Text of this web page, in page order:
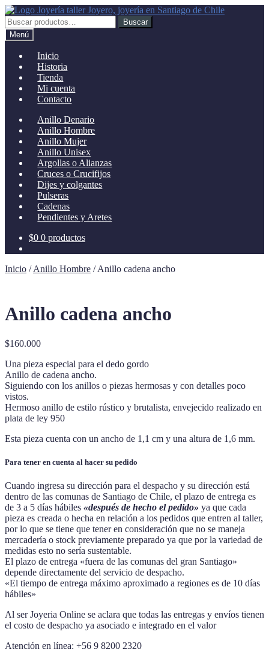
Ir
a
la
navegación
Ir
al
contenido
Buscar
por:
Buscar
Menú
Inicio
Historia
Tienda
Mi cuenta
Contacto
Anillo Denario
Anillo Hombre
Anillo Mujer
Anillo Unisex
Argollas o Alianzas
Cruces o Crucifijos
Dijes y colgantes
Pulseras
Cadenas
Pendientes y Aretes
$0 0 productos
Inicio /Anillo Hombre /Anillo cadena ancho
Anillo cadena ancho
$160.000
Una pieza especial para el dedo gordo
Anillo de cadena ancho.
Siguiendo con los anillos o piezas hermosas y con detalles poco
vistos.
Hermoso anillo de estilo rústico y brutalista, envejecido realizado en
plata de ley 950
Esta pieza cuenta con un ancho de 1,1 cm y una altura de 1,6 mm.
Para tener en cuenta al hacer su pedido
Cuando ingresa su dirección para el despacho y su dirección está
dentro de las comunas de Santiago de Chile, el plazo de entrega es
de 3 a 5 días hábiles «después de hecho el pedido» ya que cada
pieza es creada o hecha en relación a los pedidos que entren al taller,
por lo que se tiene que tener en consideración que no se maneja
mercadería o stock previamente preparado ya que por la variedad de
medidas esto no sería sustentable.
El plazo de entrega «fuera de las comunas del gran Santiago»
depende directamente del servicio de despacho.
«El tiempo de entrega máximo aproximado a regiones es de 10 días
hábiles»
Al ser Joyeria Online se aclara que todas las entregas y envíos tienen
el costo de despacho ya asociado e integrado en el valor
Atención en línea: +56 9 8200 2320